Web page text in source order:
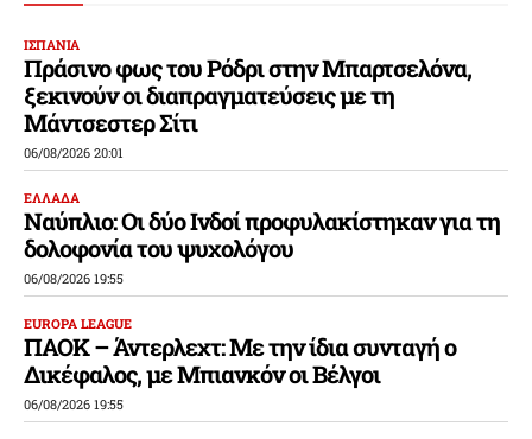
ΙΣΠΑΝΙΑ
Πράσινο φως του Ρόδρι στην Μπαρτσελόνα,
ξεκινούν οι διαπραγματεύσεις με τη
Μάντσεστερ Σίτι
06/08/2026 20:01
ΕΛΛΑΔΑ
Ναύπλιο: Οι δύο Ινδοί προφυλακίστηκαν για τη
δολοφονία του ψυχολόγου
06/08/2026 19:55
EUROPA LEAGUE
ΠΑΟΚ – Άντερλεχτ: Με την ίδια συνταγή ο
Δικέφαλος, με Μπιανκόν οι Βέλγοι
06/08/2026 19:55